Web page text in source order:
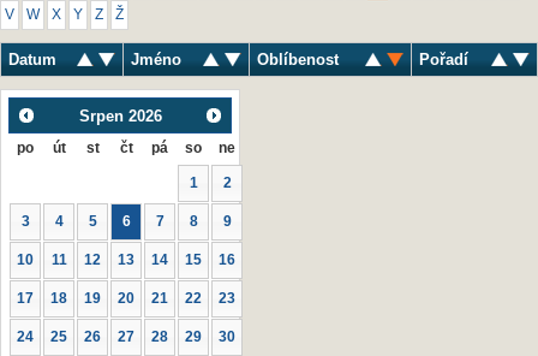
V W X Y Z Ž
Datum Jméno Oblíbenost Pořadí
Srpen 2026
po út st čt pá so ne
1 2
3 4 5 6 7 8 9
10 11 12 13 14 15 16
17 18 19 20 21 22 23
24 25 26 27 28 29 30